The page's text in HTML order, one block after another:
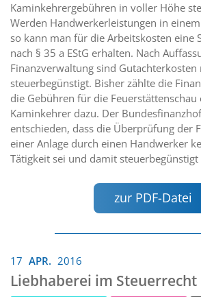
Kaminkehrergebühren in voller Höhe
Werden Handwerkerleistungen in
so kann man für die Arbeitskosten eine
nach § 35 a EStG erhalten. Nach
Finanzverwaltung sind Gutachterkosten
steuerbegünstigt. Bisher zählte die
die Gebühren für die Feuerstättenschau
Kaminkehrer dazu. Der
entschieden, dass die Überprüfung der
einer Anlage durch einen Handwerker
Tätigkeit sei und damit steuerbegünstigt
zur PDF-Datei
17 APR. 2016
Liebhaberei im Steuerrecht